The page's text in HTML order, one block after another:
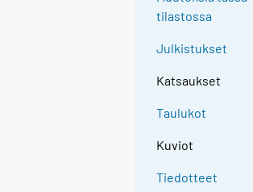
tilastossa
Julkistukset
Katsaukset
Taulukot
Kuviot
Tiedotteet